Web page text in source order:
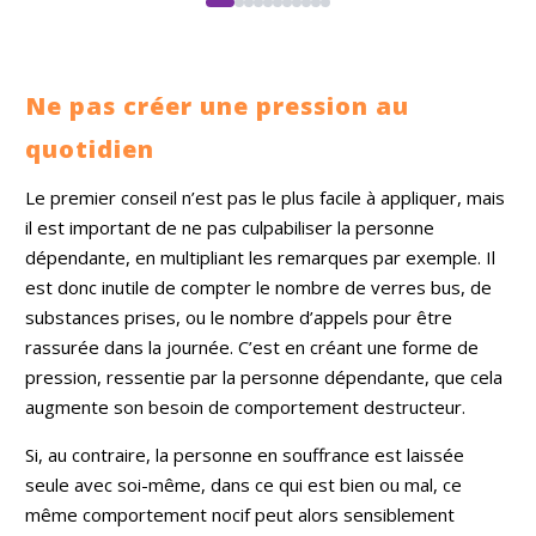
soutien vers un
Ne pas créer une pression au
quotidien
Le premier conseil n’est pas le plus facile à appliquer, mais
il est important de ne pas culpabiliser la personne
dépendante, en multipliant les remarques par exemple. Il
est donc inutile de compter le nombre de verres bus, de
substances prises, ou le nombre d’appels pour être
rassurée dans la journée. C’est en créant une forme de
pression, ressentie par la personne dépendante, que cela
augmente son besoin de comportement destructeur.
Si, au contraire, la personne en souffrance est laissée
seule avec soi-même, dans ce qui est bien ou mal, ce
même comportement nocif peut alors sensiblement